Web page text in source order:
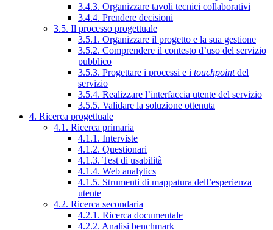
3.4.3. Organizzare tavoli tecnici collaborativi
3.4.4. Prendere decisioni
3.5. Il processo progettuale
3.5.1. Organizzare il progetto e la sua gestione
3.5.2. Comprendere il contesto d’uso del servizio
pubblico
3.5.3. Progettare i processi e i touchpointdel
servizio
3.5.4. Realizzare l’interfaccia utente del servizio
3.5.5. Validare la soluzione ottenuta
4. Ricerca progettuale
4.1. Ricerca primaria
4.1.1. Interviste
4.1.2. Questionari
4.1.3. Test di usabilità
4.1.4. Web analytics
4.1.5. Strumenti di mappatura dell’esperienza
utente
4.2. Ricerca secondaria
4.2.1. Ricerca documentale
4.2.2. Analisi benchmark